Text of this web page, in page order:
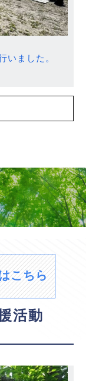
いました。
こちら
活動